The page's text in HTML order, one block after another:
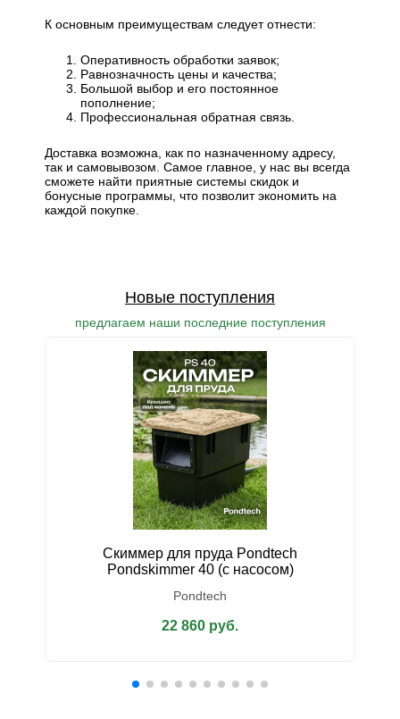
К основным преимуществам следует отнести:
Оперативность обработки заявок;
Равнозначность цены и качества;
Большой выбор и его постоянное
пополнение;
Профессиональная обратная связь.
Доставка возможна, как по назначенному адресу,
так и самовывозом. Самое главное, у нас вы всегда
сможете найти приятные системы скидок и
бонусные программы, что позволит экономить на
каждой покупке.
Новые поступления
предлагаем наши последние поступления
Скиммер для пруда Pondtech
Pondskimmer 40 (с насосом)
Pondtech
22 860 руб.